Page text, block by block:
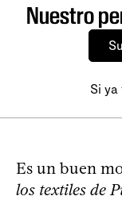
Nuestro
Si ya
Es un buen
los textiles de